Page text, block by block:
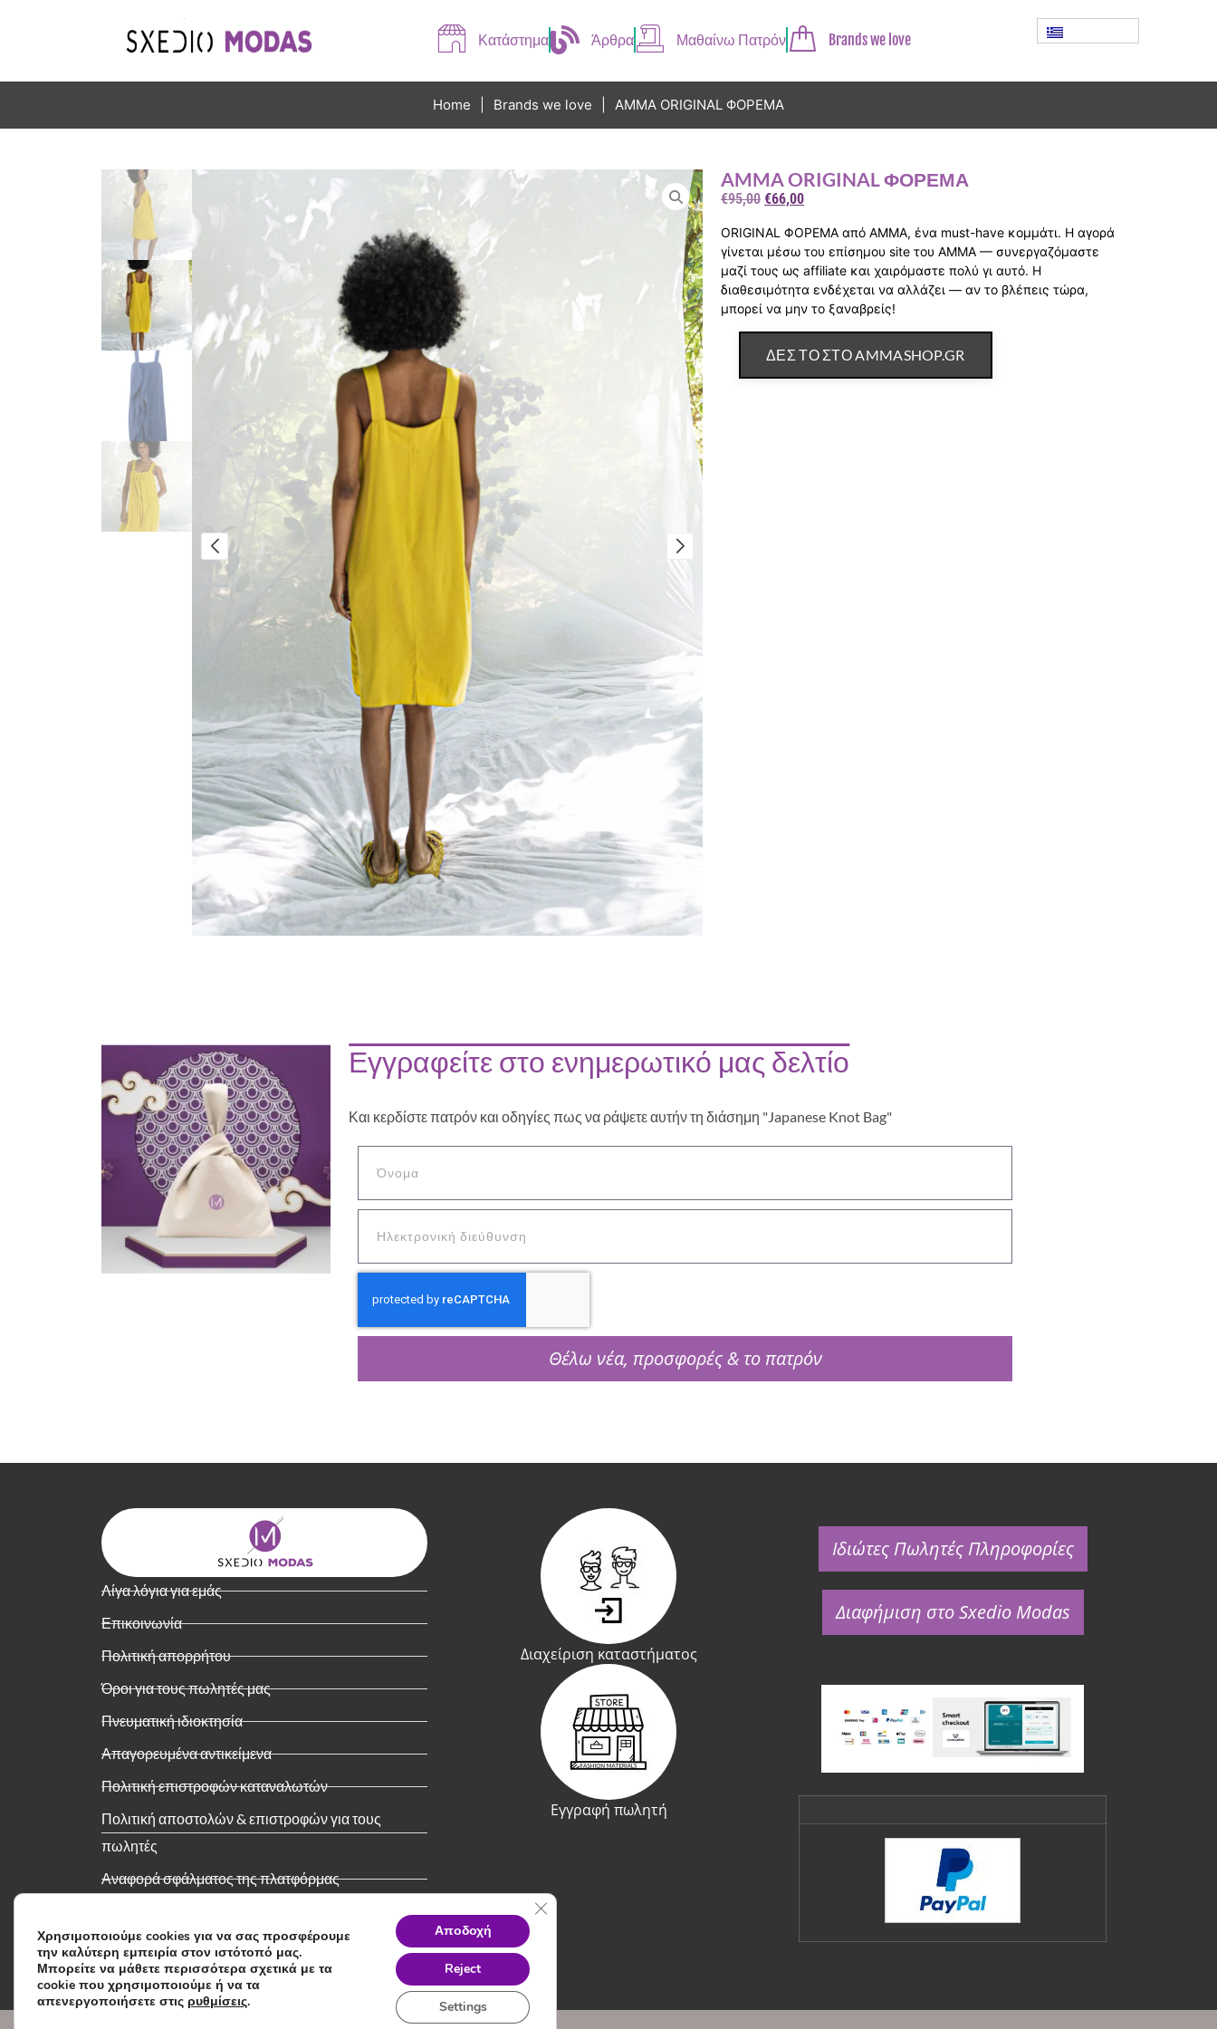
Κατάστημα Άρθρα Μαθαίνω Πατρόν Brands we love
Home Brands we love AMMA ORIGINAL ΦΟΡΕΜΑ
AMMA ORIGINAL ΦΟΡΕΜΑ
€95,00 €66,00
ORIGINAL ΦΟΡΕΜΑ από AMMA, ένα must-have κομμάτι. Η αγορά
γίνεται μέσω του επίσημου site του AMMA — συνεργαζόμαστε
μαζί τους ως affiliate και χαιρόμαστε πολύ γι αυτό. Η
διαθεσιμότητα ενδέχεται να αλλάζει — αν το βλέπεις τώρα,
μπορεί να μην το ξαναβρείς!
ΔΕΣ ΤΟ ΣΤΟ AMMASHOP.GR
Εγγραφείτε στο ενημερωτικό μας δελτίο
Και κερδίστε πατρόν και οδηγίες πως να ράψετε αυτήν τη διάσημη "Japanese Knot Bag"
Θέλω νέα, προσφορές & το πατρόν
Λίγα λόγια για εμάς
Επικοινωνία
Πολιτική απορρήτου
Όροι για τους πωλητές μας
Πνευματική ιδιοκτησία
Απαγορευμένα αντικείμενα
Πολιτική επιστροφών καταναλωτών
Πολιτική αποστολών & επιστροφών για τους
πωλητές
Αναφορά σφάλματος της πλατφόρμας
Διαχείριση καταστήματος
Εγγραφή πωλητή
Ιδιώτες Πωλητές Πληροφορίες
Διαφήμιση στο Sxedio Modas
Χρησιμοποιούμε cookies για να σας προσφέρουμε
την καλύτερη εμπειρία στον ιστότοπό μας.
Μπορείτε να μάθετε περισσότερα σχετικά με τα
cookie που χρησιμοποιούμε ή να τα
απενεργοποιήσετε στις ρυθμίσεις.
Αποδοχή
Reject
Settings
Κλείσιμο του Cookie banner για το GDPR